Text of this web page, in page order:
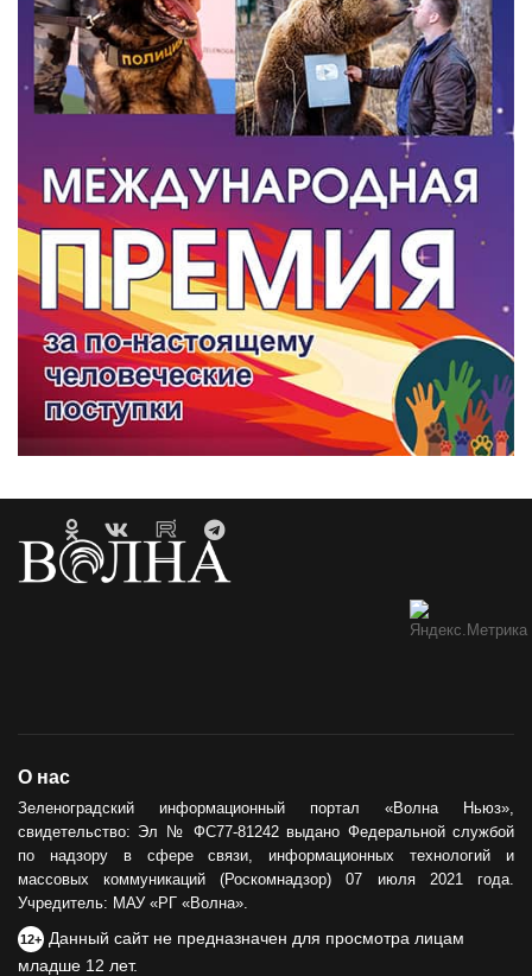
О нас
Зеленоградский информационный портал «Волна Ньюз»,
свидетельство: Эл № ФС77-81242 выдано Федеральной службой
по надзору в сфере связи, информационных технологий и
массовых коммуникаций (Роскомнадзор) 07 июля 2021 года.
Учредитель: МАУ «РГ «Волна».
12+ Данный сайт не предназначен для просмотра лицам
младше 12 лет.